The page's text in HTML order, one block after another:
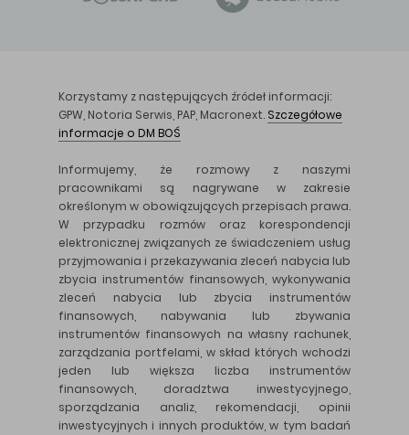
Korzystamy z następujących źródeł informacji:
GPW, Notoria Serwis, PAP, Macronext. Szczegółowe
informacje o DM BOŚ
Informujemy, że rozmowy z naszymi
pracownikami są nagrywane w zakresie
określonym w obowiązujących przepisach prawa.
W przypadku rozmów oraz korespondencji
elektronicznej związanych ze świadczeniem usług
przyjmowania i przekazywania zleceń nabycia lub
zbycia instrumentów finansowych, wykonywania
zleceń nabycia lub zbycia instrumentów
finansowych, nabywania lub zbywania
instrumentów finansowych na własny rachunek,
zarządzania portfelami, w skład których wchodzi
jeden lub większa liczba instrumentów
finansowych, doradztwa inwestycyjnego,
sporządzania analiz, rekomendacji, opinii
inwestycyjnych i innych produktów, w tym badań